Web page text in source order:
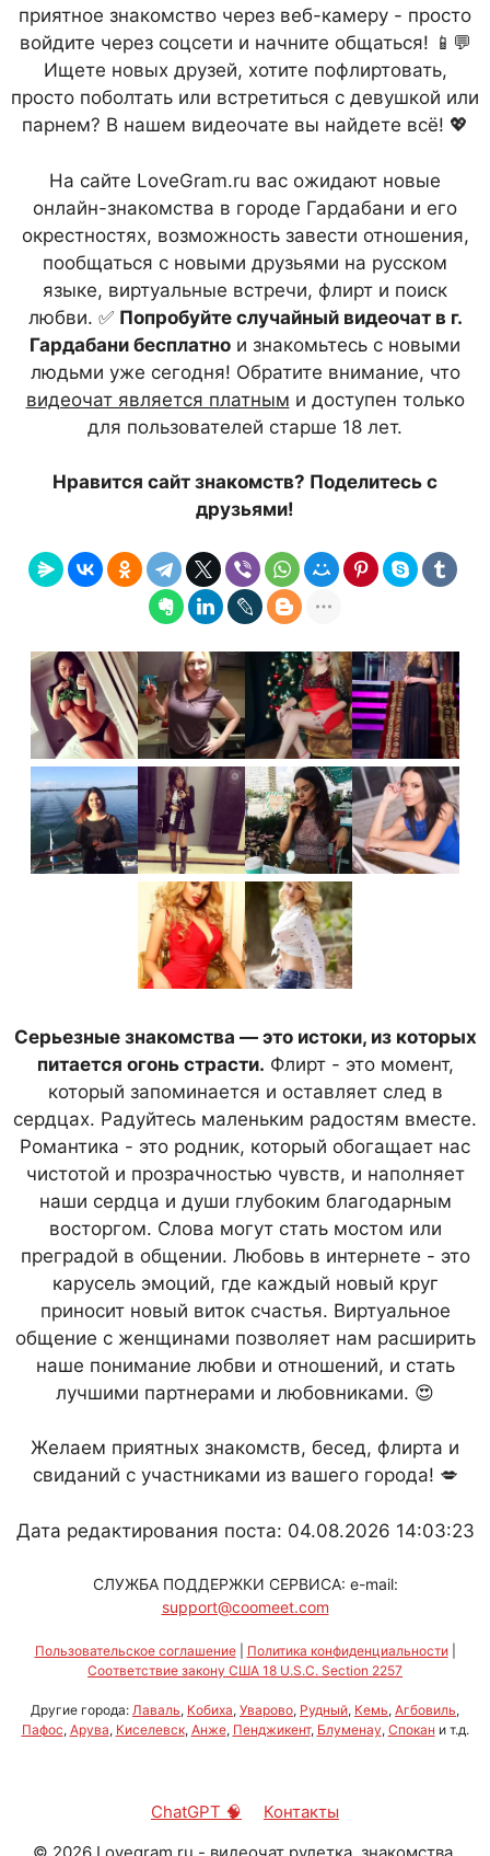
приятное знакомство через веб-камеру - просто
войдите через соцсети и начните общаться! 📱💬
Ищете новых друзей, хотите пофлиртовать,
просто поболтать или встретиться с девушкой или
парнем? В нашем видеочате вы найдете всё! 💖
На сайте LoveGram.ru вас ожидают новые
онлайн-знакомства в городе Гардабани и его
окрестностях, возможность завести отношения,
пообщаться с новыми друзьями на русском
языке, виртуальные встречи, флирт и поиск
любви. ✅ Попробуйте случайный видеочат в г.
Гардабани бесплатно и знакомьтесь с новыми
людьми уже сегодня! Обратите внимание, что
видеочат является платным и доступен только
для пользователей старше 18 лет.
Нравится сайт знакомств? Поделитесь с
друзьями!
Серьезные знакомства — это истоки, из которых
питается огонь страсти. Флирт - это момент,
который запоминается и оставляет след в
сердцах. Радуйтесь маленьким радостям вместе.
Романтика - это родник, который обогащает нас
чистотой и прозрачностью чувств, и наполняет
наши сердца и души глубоким благодарным
восторгом. Слова могут стать мостом или
преградой в общении. Любовь в интернете - это
карусель эмоций, где каждый новый круг
приносит новый виток счастья. Виртуальное
общение с женщинами позволяет нам расширить
наше понимание любви и отношений, и стать
лучшими партнерами и любовниками. 😍
Желаем приятных знакомств, бесед, флирта и
свиданий с участниками из вашего города! 💋
Дата редактирования поста: 04.08.2026 14:03:23
СЛУЖБА ПОДДЕРЖКИ СЕРВИСА: e-mail:
support@coomeet.com
Пользовательское соглашение| Политика конфиденциальности|
Соответствие закону США 18 U.S.C. Section 2257
Другие города: Лаваль, Кобиха, Уварово, Рудный, Кемь, Агбовиль,
Пафос, Арува, Киселевск, Анже, Пенджикент, Блуменау, Спокан и т.д.
ChatGPT 🧠
Контакты